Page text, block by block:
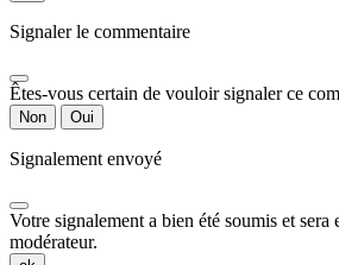
Signaler le commentaire
Êtes-vous certain de vouloir signaler ce
Non Oui
Signalement envoyé
Votre signalement a bien été soumis et sera
modérateur.